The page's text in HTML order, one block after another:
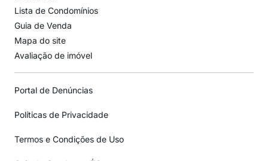
Lista de Condomínios
Guia de Venda
Mapa do site
Avaliação de imóvel
Portal de Denúncias
Políticas de Privacidade
Termos e Condições de Uso